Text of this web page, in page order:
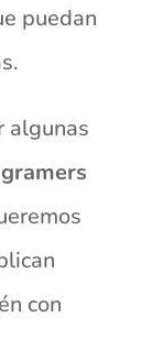
puedan
algunas
con